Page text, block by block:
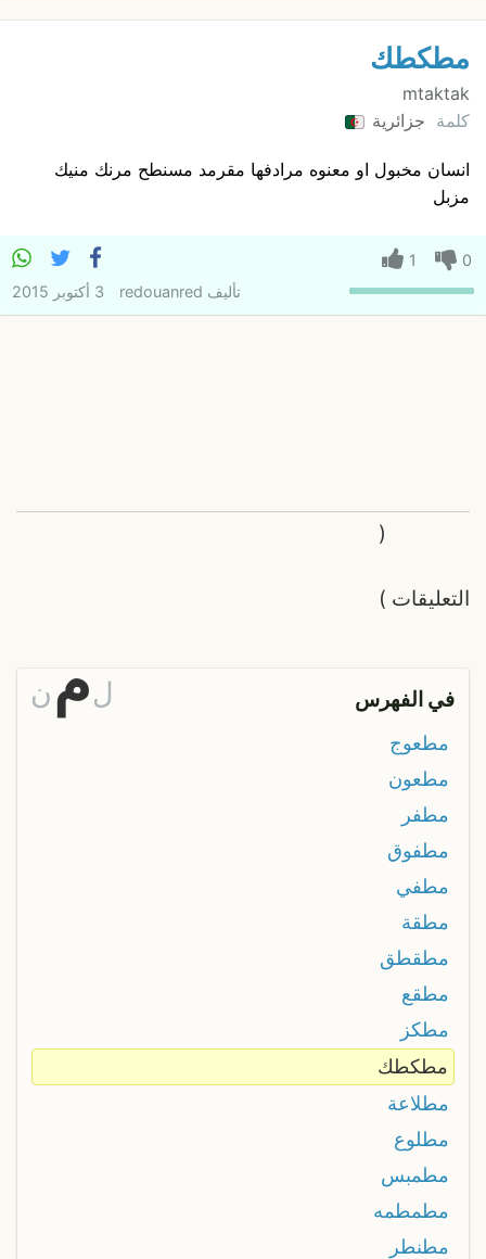
مطكطك
mtaktak
كلمة جزائرية
انسان مخبول او معنوه مرادفها مقرمد مسنطح مرنك منيك
مزبل
0
1
تأليف redouanred 3 أكتوبر 2015
التعليقات
(
)
في الفهرس لمن
مطعوج
مطعون
مطفر
مطفوق
مطفي
مطقة
مطقطق
مطقع
مطكز
مطكطك
مطلاعة
مطلوع
مطمبس
مطمطمه
مطنطر